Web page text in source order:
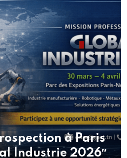
à Paris
Industrie 2026″